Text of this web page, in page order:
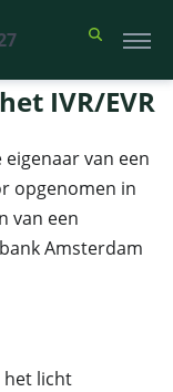
opname in het
IVR/EVR
van een
opgenomen in
van een
Amsterdam
het licht